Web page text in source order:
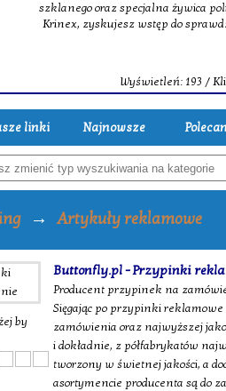
szklanego oraz specjalna żywica
Krinex, zyskujesz wstęp do
Wyświetleń: 193 /
linki Najnowsze
→ Artykuły reklamowe
by
Buttonfly.pl - Przypinki
Producent przypinek na
Sięgając po przypinki
zamówienia oraz najwyższej
i dokładnie, z półfabrykatów
tworzony w świetnej jakości, a
asortymencie producenta są do